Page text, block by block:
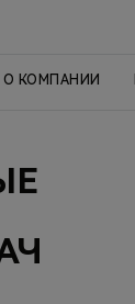
О КОМПАНИИ